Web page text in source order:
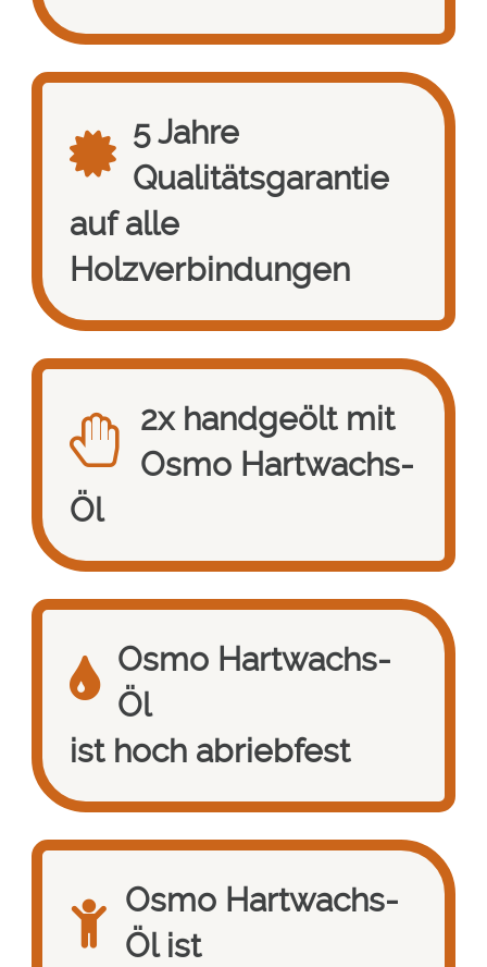
5 Jahre
Qualitätsgarantie
auf alle
Holzverbindungen
2x handgeölt mit
Osmo Hartwachs-
Öl
Osmo Hartwachs-
Öl
ist hoch abriebfest
Osmo Hartwachs-
Öl ist